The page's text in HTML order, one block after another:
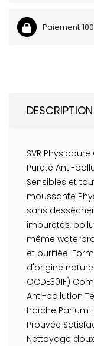
Paiement
DESCRIPTION
SVR
Pureté Anti-
Sensibles et
moussante
sans
impuretés,
même
et purifiée.
d'origine
OCDE301F)
Anti-pollution
fraîche Parfum
Prouvée
Nettoyage